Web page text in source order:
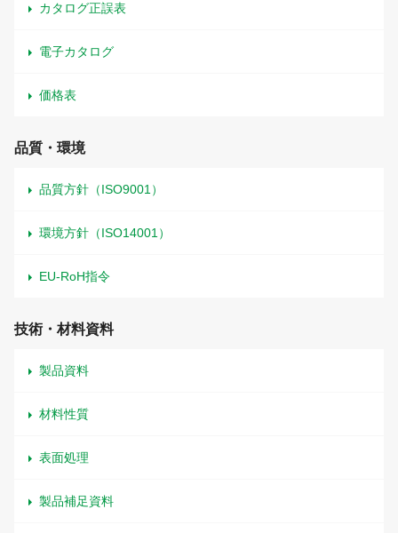
カタログ正誤表
電子カタログ
価格表
品質・環境
品質方針（ISO9001）
環境方針（ISO14001）
EU-RoH指令
技術・材料資料
製品資料
材料性質
表面処理
製品補足資料